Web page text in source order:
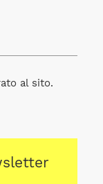
al sito.